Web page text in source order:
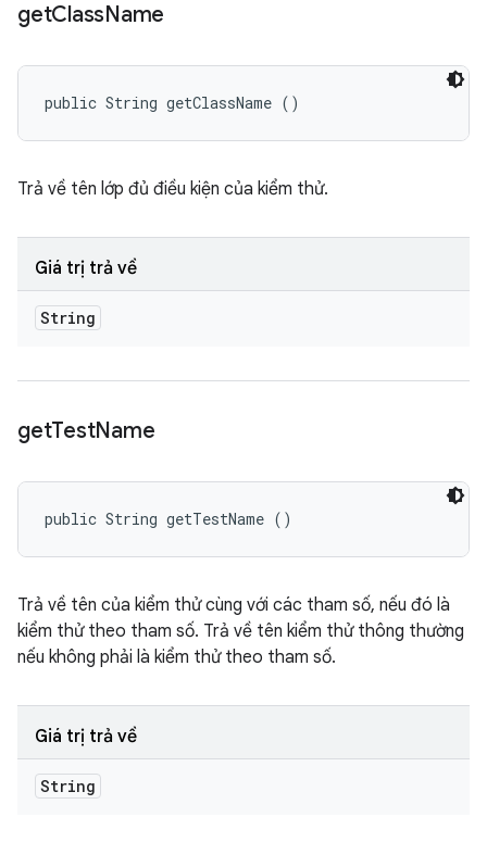
getClassName
public String getClassName ()
Trả về tên lớp đủ điều kiện của kiểm thử.
Giá trị trả về
String
getTestName
public String getTestName ()
Trả về tên của kiểm thử cùng với các tham số, nếu đó là
kiểm thử theo tham số. Trả về tên kiểm thử thông thường
nếu không phải là kiểm thử theo tham số.
Giá trị trả về
String